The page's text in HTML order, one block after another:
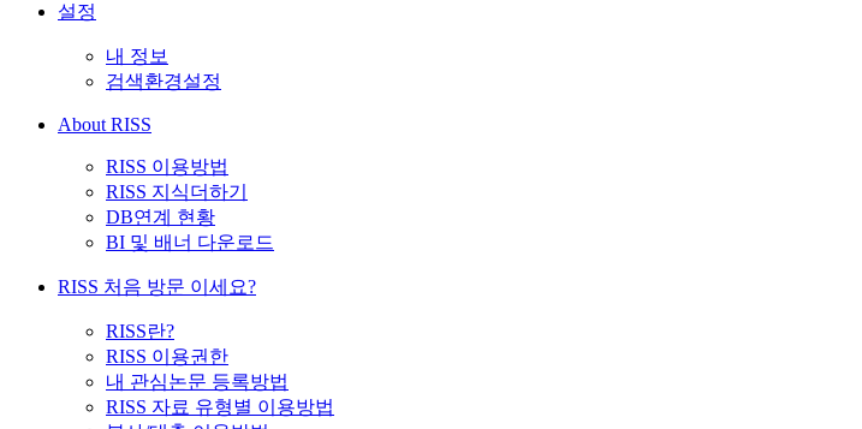
설정
내 정보
검색환경설정
About RISS
RISS 이용방법
RISS 지식더하기
DB연계 현황
BI 및 배너 다운로드
RISS 처음 방문 이세요?
RISS란?
RISS 이용권한
내 관심논문 등록방법
RISS 자료 유형별 이용방법